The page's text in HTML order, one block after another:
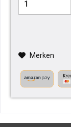
Merken